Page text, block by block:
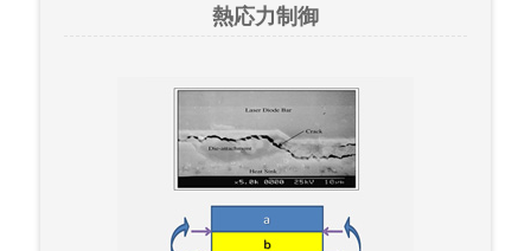
熱応力制御